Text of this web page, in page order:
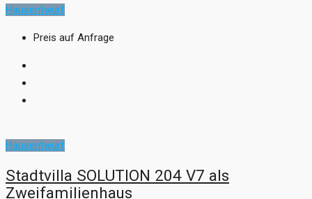
Hausentwurf
Preis auf Anfrage
Hausentwurf
Stadtvilla SOLUTION 204 V7 als
Zweifamilienhaus